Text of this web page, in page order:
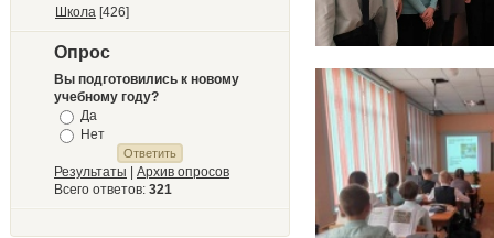
Школа [426]
Опрос
Вы подготовились к новому
учебному году?
Да
Нет
Результаты | Архив опросов
Всего ответов: 321